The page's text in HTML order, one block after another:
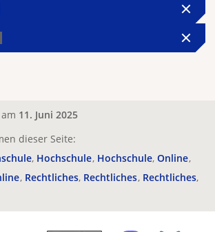
11. Juni 2025
dieser Seite:
Hochschule Hochschule Online
Rechtliches Rechtliches Rechtliches